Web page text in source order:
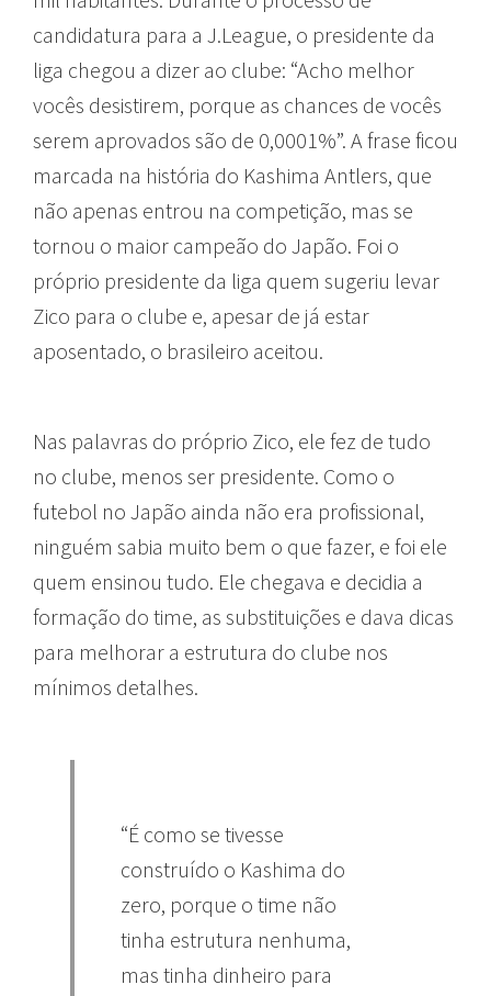
candidatura para a J.League, o presidente da
liga chegou a dizer ao clube: “Acho melhor
vocês desistirem, porque as chances de vocês
serem aprovados são de 0,0001%”. A frase ficou
marcada na história do Kashima Antlers, que
não apenas entrou na competição, mas se
tornou o maior campeão do Japão. Foi o
próprio presidente da liga quem sugeriu levar
Zico para o clube e, apesar de já estar
aposentado, o brasileiro aceitou.
Nas palavras do próprio Zico, ele fez de tudo
no clube, menos ser presidente. Como o
futebol no Japão ainda não era profissional,
ninguém sabia muito bem o que fazer, e foi ele
quem ensinou tudo. Ele chegava e decidia a
formação do time, as substituições e dava dicas
para melhorar a estrutura do clube nos
mínimos detalhes.
“É como se tivesse
construído o Kashima do
zero, porque o time não
tinha estrutura nenhuma,
mas tinha dinheiro para